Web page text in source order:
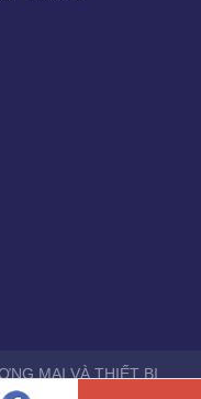
MẠI VÀ THIẾT BỊ